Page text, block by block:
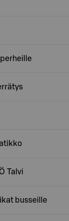
Talvi
busseille